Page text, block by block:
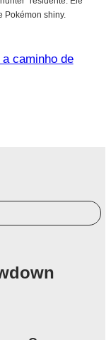
Pokémon shiny.
caminho de